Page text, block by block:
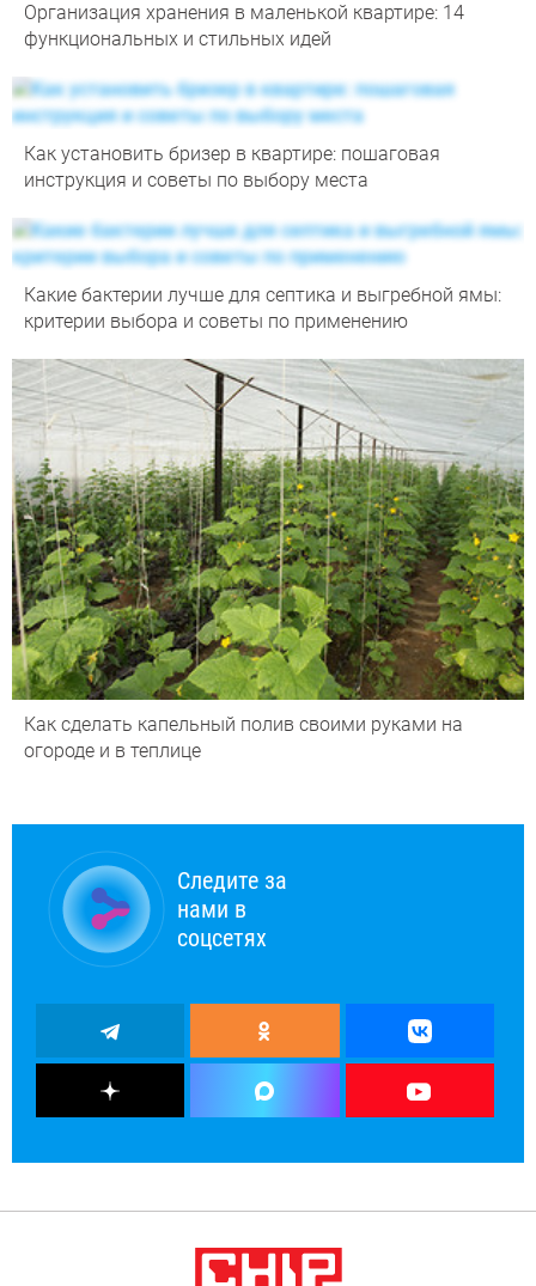
Организация хранения в маленькой квартире: 14
функциональных и стильных идей
Как установить бризер в квартире: пошаговая
инструкция и советы по выбору места
Какие бактерии лучше для септика и выгребной ямы:
критерии выбора и советы по применению
Как сделать капельный полив своими руками на
огороде и в теплице
Следите за
нами в
соцсетях